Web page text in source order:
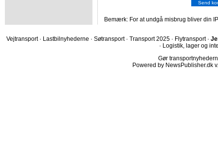
Bemærk: For at undgå misbrug bliver din
Vejtransport · Lastbilnyhederne · Søtransport · Transport 2025 · Flytransport ·
· Logistik, lager og
Gør
Powered by NewsPublisher.dk